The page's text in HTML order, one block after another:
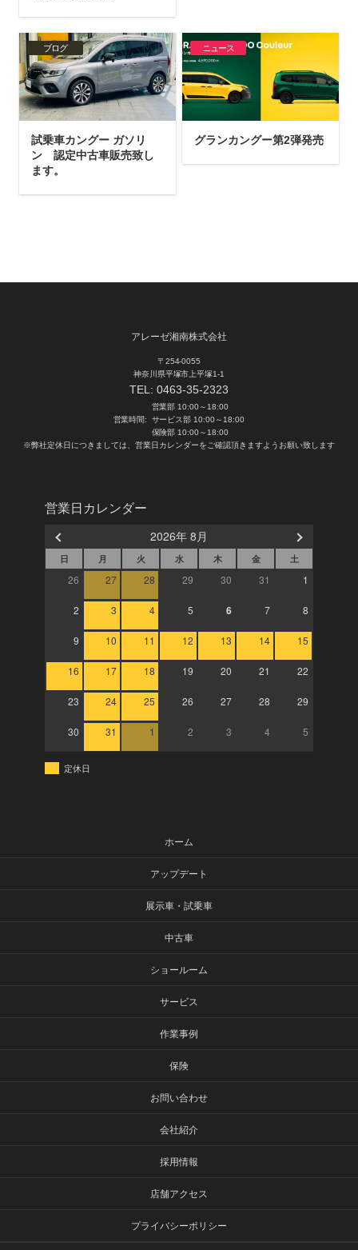
ブログ
試乗車カングー ガソリ
ン 認定中古車販売致し
ます。
ニュース
グランカングー第2弾発売
アレーゼ湘南株式会社
〒254-0055
神奈川県平塚市上平塚1-1
TEL:0463-35-2323
営業時間:
営業部 10:00～18:00
サービス部 10:00～18:00
保険部 10:00～18:00
※弊社定休日につきましては、営業日カレンダーをご確認頂きますようお願い致します
営業日カレンダー
2026年 8月
日 月 火 水 木 金 土
26 27 28 29 30 31 1
2 3 4 5 6 7 8
9 10 11 12 13 14 15
16 17 18 19 20 21 22
23 24 25 26 27 28 29
30 31 1 2 3 4 5
定休日
ホーム
アップデート
展示車・試乗車
中古車
ショールーム
サービス
作業事例
保険
お問い合わせ
会社紹介
採用情報
店舗アクセス
プライバシーポリシー